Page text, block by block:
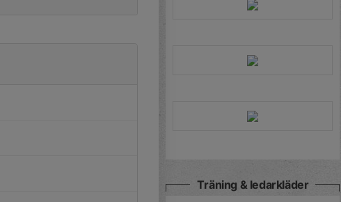
Träning & ledarkläder